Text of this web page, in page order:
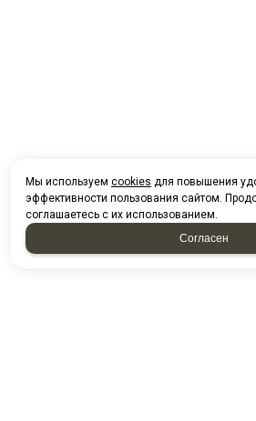
Мы используем cookies для повышения
эффективности пользования сайтом.
соглашаетесь с их использованием.
Согласен